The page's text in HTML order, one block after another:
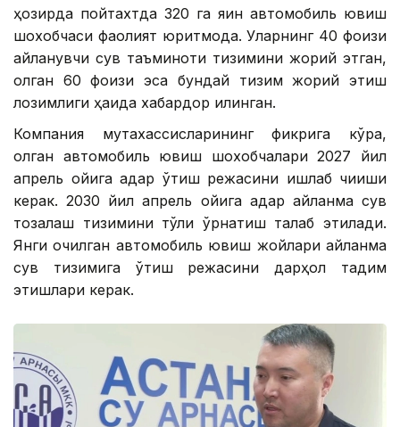
ҳозирда пойтахтда 320 га яқин автомобиль ювиш
шохобчаси фаолият юритмоқда. Уларнинг 40 фоизи
айланувчи сув таъминоти тизимини жорий этган,
қолган 60 фоизи эса бундай тизим жорий этиш
лозимлиги ҳақида хабардор қилинган.
Компания мутахассисларининг фикрига кўра,
қолган автомобиль ювиш шохобчалари 2027 йил
апрель ойига қадар ўтиш режасини ишлаб чиқиши
керак. 2030 йил апрель ойига қадар айланма сув
тозалаш тизимини тўлиқ ўрнатиш талаб этилади.
Янги очилган автомобиль ювиш жойлари айланма
сув тизимига ўтиш режасини дарҳол тақдим
этишлари керак.